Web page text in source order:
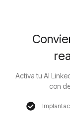
Activa tu AI
con